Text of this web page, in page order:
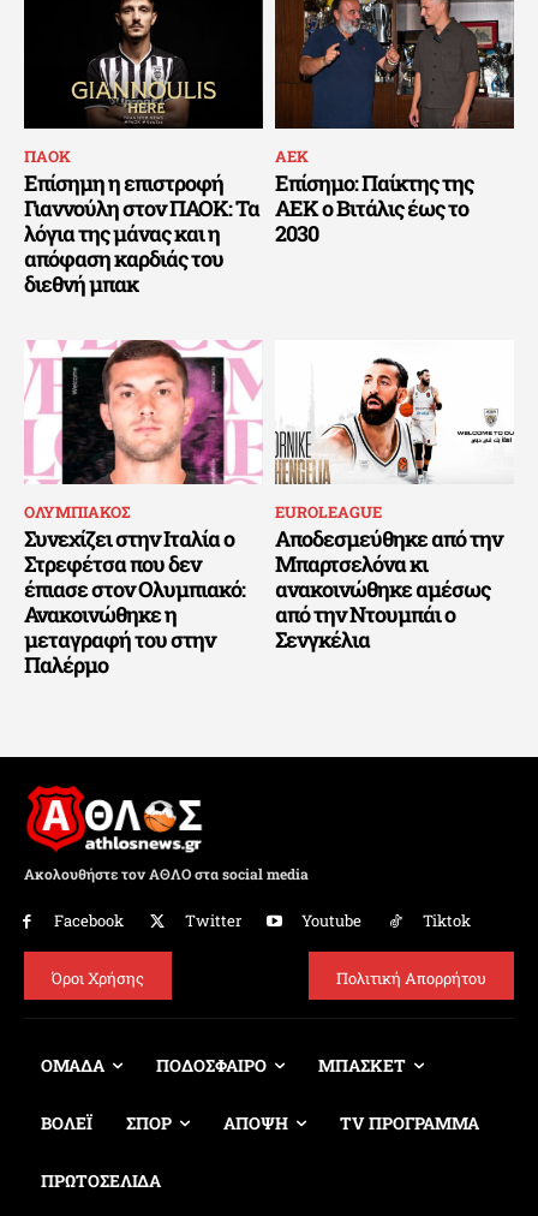
ΠΑΟΚ
Επίσημη η επιστροφή
Γιαννούλη στον ΠΑΟΚ: Τα
λόγια της μάνας και η
απόφαση καρδιάς του
διεθνή μπακ
ΑΕΚ
Επίσημο: Παίκτης της
ΑΕΚ ο Βιτάλις έως το
2030
ΟΛΥΜΠΙΑΚΟΣ
Συνεχίζει στην Ιταλία ο
Στρεφέτσα που δεν
έπιασε στον Ολυμπιακό:
Ανακοινώθηκε η
μεταγραφή του στην
Παλέρμο
EUROLEAGUE
Αποδεσμεύθηκε από την
Μπαρτσελόνα κι
ανακοινώθηκε αμέσως
από την Ντουμπάι ο
Σενγκέλια
Ακολουθήστε τον ΑΘΛΟ στα social media
Facebook Twitter Youtube Tiktok
Όροι Χρήσης Πολιτική Απορρήτου
ΟΜΑΔΑ ΠΟΔΟΣΦΑΙΡΟ ΜΠΑΣΚΕΤ
ΒΟΛΕΪ ΣΠΟΡ ΑΠΟΨΗ TV ΠΡΟΓΡΑΜΜΑ
ΠΡΩΤΟΣΕΛΙΔΑ